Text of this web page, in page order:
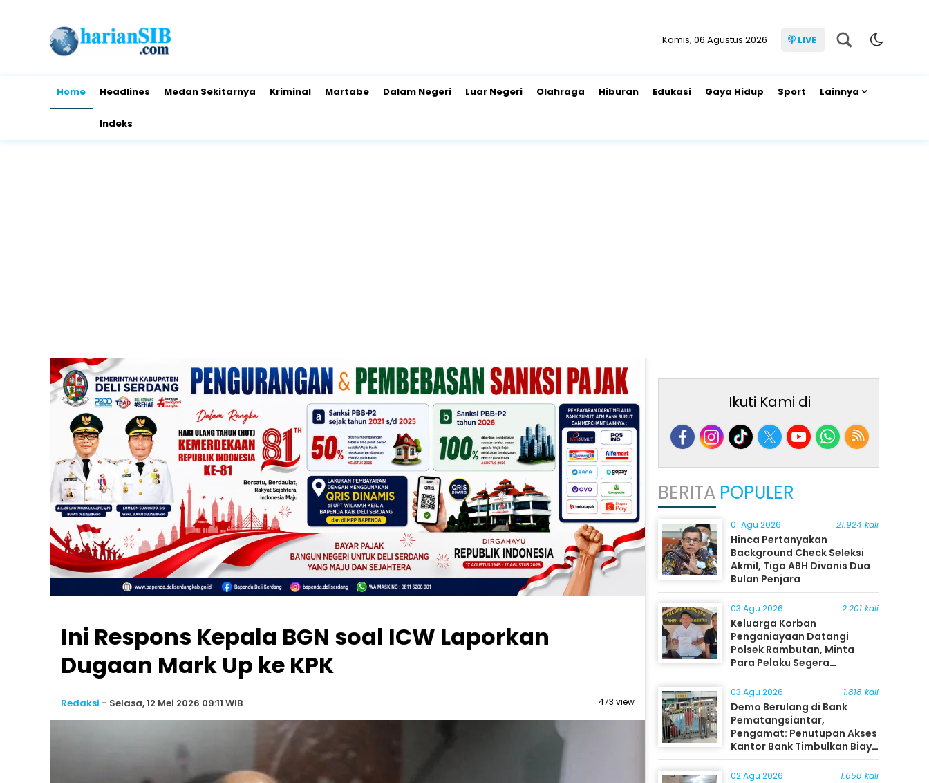
Kamis, 06 Agustus 2026 LIVE
Home Headlines Medan Sekitarnya Kriminal Martabe Dalam Negeri Luar Negeri Olahraga Hiburan Edukasi Gaya Hidup Sport Lainnya
Indeks
Ini Respons Kepala BGN soal ICW Laporkan
Dugaan Mark Up ke KPK
Redaksi - Selasa, 12 Mei 2026 09:11 WIB 473 view
Ikuti Kami di
BERITA POPULER
01 Agu 2026 21.924 kali
Hinca Pertanyakan
Background Check Seleksi
Akmil, Tiga ABH Divonis Dua
Bulan Penjara
03 Agu 2026 2.201 kali
Keluarga Korban
Penganiayaan Datangi
Polsek Rambutan, Minta
Para Pelaku Segera
Ditangkap
03 Agu 2026 1.818 kali
Demo Berulang di Bank
Pematangsiantar,
Pengamat: Penutupan Akses
Kantor Bank Timbulkan Biaya
Ekonomi bagi Masyarakat
02 Agu 2026 1.658 kali